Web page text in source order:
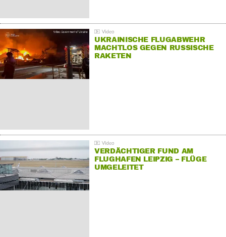
UKRAINISCHE FLUGABWEHR
MACHTLOS GEGEN RUSSISCHE
RAKETEN
VERDÄCHTIGER FUND AM
FLUGHAFEN LEIPZIG – FLÜGE
UMGELEITET